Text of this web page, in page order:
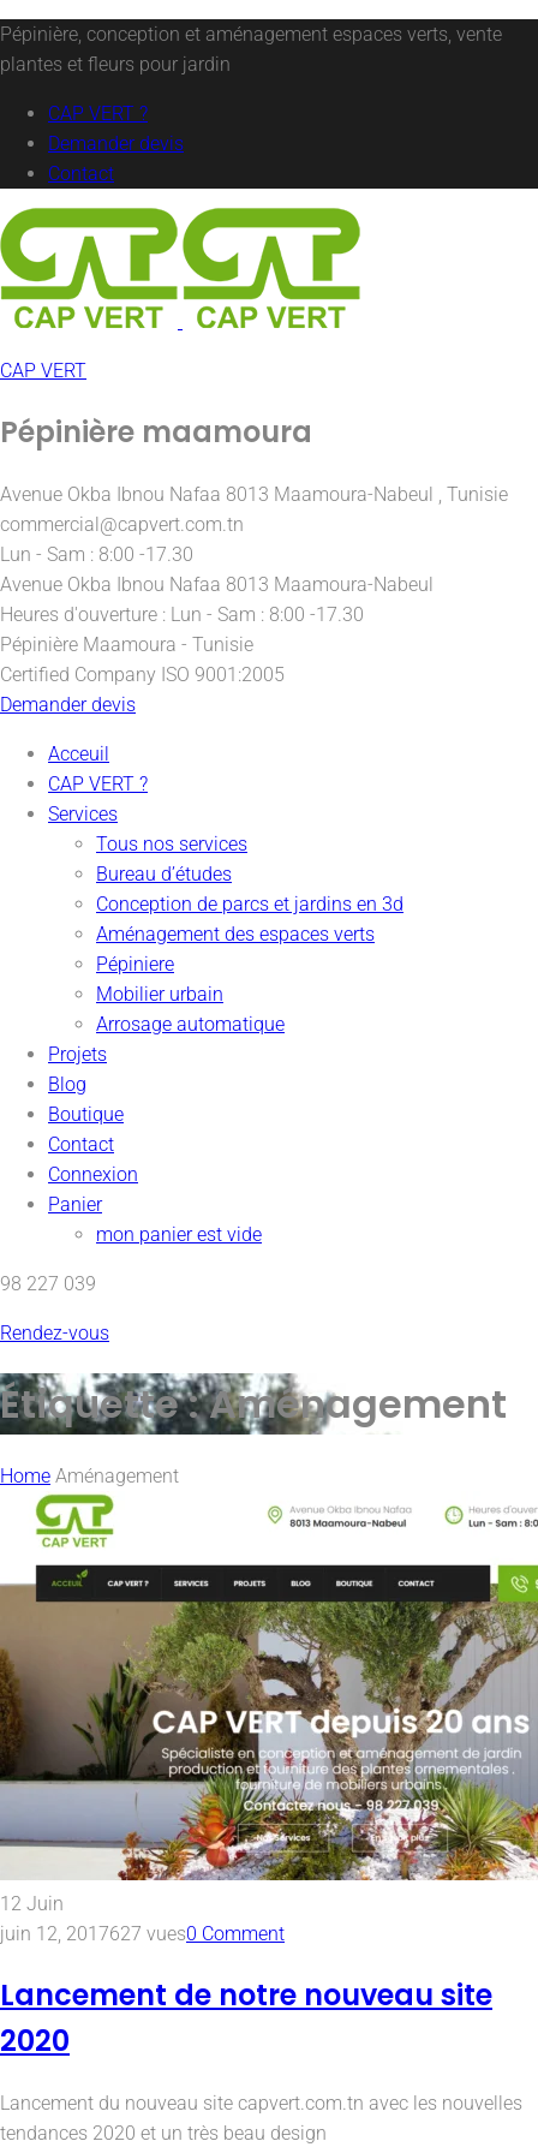
Pépinière, conception et aménagement espaces verts, vente
plantes et fleurs pour jardin
CAP VERT ?
Demander devis
Contact
CAP VERT
Pépinière maamoura
Avenue Okba Ibnou Nafaa 8013 Maamoura-Nabeul , Tunisie
commercial@capvert.com.tn
Lun - Sam : 8:00 -17.30
Avenue Okba Ibnou Nafaa 8013 Maamoura-Nabeul
Heures d'ouverture : Lun - Sam : 8:00 -17.30
Pépinière Maamoura - Tunisie
Certified Company ISO 9001:2005
Demander devis
Acceuil
CAP VERT ?
Services
Tous nos services
Bureau d’études
Conception de parcs et jardins en 3d
Aménagement des espaces verts
Pépiniere
Mobilier urbain
Arrosage automatique
Projets
Blog
Boutique
Contact
Connexion
Panier
mon panier est vide
98 227 039
Rendez-vous
Étiquette :Aménagement
Home Aménagement
12 Juin
juin 12, 2017627 vues0 Comment
Lancement de notre nouveau site
2020
Lancement du nouveau site capvert.com.tn avec les nouvelles
tendances 2020 et un très beau design